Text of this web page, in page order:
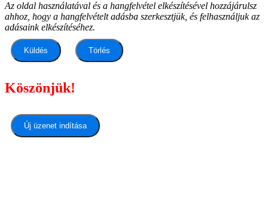
Az oldal használatával és a hangfelvétel elkészítésével hozzájárulsz
ahhoz, hogy a hangfelvételt adásba szerkesztjük, és felhasználjuk az
adásaink elkészítéséhez.
Küldés Törlés
Köszönjük!
Új üzenet indítása